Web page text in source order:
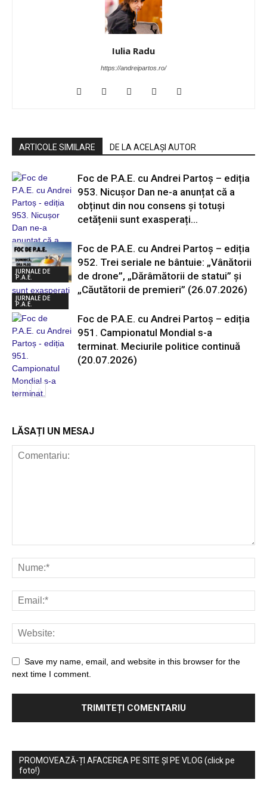
Iulia Radu
https://andreipartos.ro/
ARTICOLE SIMILARE DE LA ACELAȘI AUTOR
JURNALE DE
P.A.E.
Foc de P.A.E. cu Andrei Partoș – ediția
953. Nicușor Dan ne-a anunțat că a
obținut din nou consens și totuși
cetățenii sunt exasperați...
JURNALE DE
P.A.E.
Foc de P.A.E. cu Andrei Partoș – ediția
952. Trei seriale ne bântuie: „Vânătorii
de drone”, „Dărâmătorii de statui” și
„Căutătorii de premieri” (26.07.2026)
JURNALE DE
P.A.E.
Foc de P.A.E. cu Andrei Partoș – ediția
951. Campionatul Mondial s-a
terminat. Meciurile politice continuă
(20.07.2026)
LĂSAȚI UN MESAJ
Save my name, email, and website in this browser for the
next time I comment.
PROMOVEAZĂ-ȚI AFACEREA PE SITE ȘI PE VLOG (click pe
foto!)